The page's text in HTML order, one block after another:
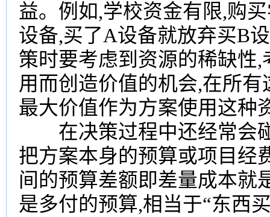
益。例如,学校资金有限,购
设备,买了A设备就放弃买B
策时要考虑到资源的稀缺性
用而创造价值的机会,在所
最大价值作为方案使用这种
在决策过程中还经常会
把方案本身的预算或项目经
间的预算差额即差量成本就
是多付的预算,相当于“东西